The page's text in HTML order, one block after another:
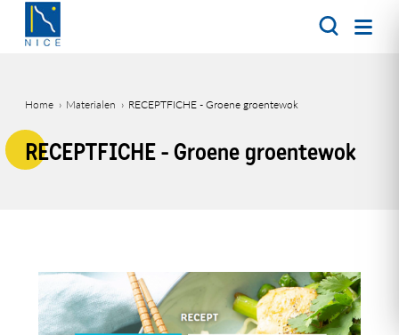
Overslaan
naar
gaanHome Materialen RECEPTFICHE - Groene groentewok
RECEPTFICHE - Groene groentewok